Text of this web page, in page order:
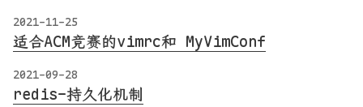
2021-11-25
适合ACM竞赛的vimrc和 MyVimConf
2021-09-28
redis-持久化机制